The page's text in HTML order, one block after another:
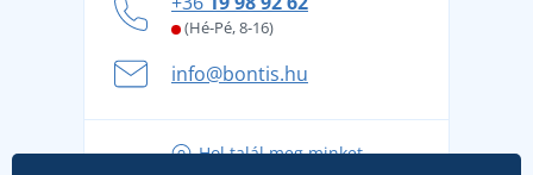
kényelmesen és biztonságosan
A nyári kaland a csomagolással kezdődik - készüljön
fel a gondtalan nyaralásra
(Hé-Pé, 8-16)
info@bontis.hu
Hol talál meg minket